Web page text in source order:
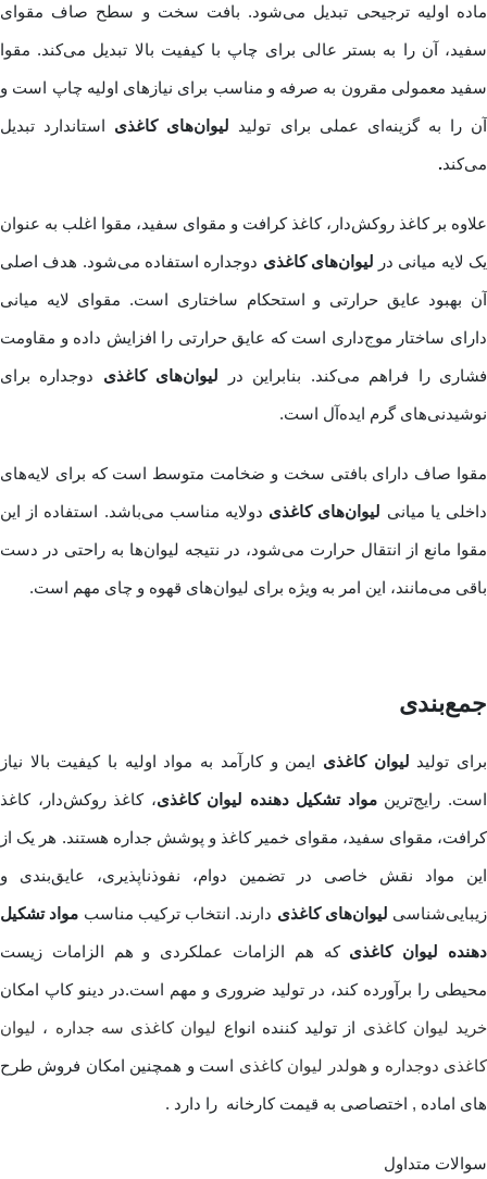
ماده اولیه ترجیحی تبدیل می‌شود. بافت سخت و سطح صاف مقوای
سفید، آن را به بستر عالی برای چاپ با کیفیت بالا تبدیل می‌کند. مقوا
سفید معمولی مقرون به صرفه و مناسب برای نیازهای اولیه چاپ است و
آن را به گزینه‌ای عملی برای تولید لیوان‌های کاغذی استاندارد تبدیل
می‌کند.
علاوه بر کاغذ روکش‌دار، کاغذ کرافت و مقوای سفید، مقوا اغلب به عنوان
یک لایه میانی در لیوان‌های کاغذی دوجداره استفاده می‌شود. هدف اصلی
آن بهبود عایق حرارتی و استحکام ساختاری است. مقوای لایه میانی
دارای ساختار موج‌داری است که عایق حرارتی را افزایش داده و مقاومت
فشاری را فراهم می‌کند. بنابراین در لیوان‌های کاغذی دوجداره برای
نوشیدنی‌های گرم ایده‌آل است.
مقوا صاف دارای بافتی سخت و ضخامت متوسط است که برای لایه‌های
داخلی یا میانی لیوان‌های کاغذی دولایه مناسب می‌باشد. استفاده از این
مقوا مانع از انتقال حرارت می‌شود، در نتیجه لیوان‌ها به راحتی در دست
باقی می‌مانند، این امر به ویژه برای لیوان‌های قهوه و چای مهم است.
جمع‌بندی
برای تولید لیوان کاغذی ایمن و کارآمد به مواد اولیه با کیفیت بالا نیاز
است. رایج‌ترینمواد تشکیل دهنده لیوان کاغذی، کاغذ روکش‌دار، کاغذ
کرافت، مقوای سفید، مقوای خمیر کاغذ و پوشش جداره هستند. هر یک از
این مواد نقش خاصی در تضمین دوام، نفوذناپذیری، عایق‌بندی و
زیبایی‌شناسی لیوان‌های کاغذی دارند. انتخاب ترکیب مناسب مواد تشکیل
دهنده لیوان کاغذی که هم الزامات عملکردی و هم الزامات زیست
‌محیطی را برآورده ‌کند، در تولید ضروری و مهم است.در دینو کاپ امکان
خرید لیوان کاغذی از تولید کننده انواع لیوان کاغذی سه جداره ، لیوان
کاغذی دوجداره و هولدر لیوان کاغذی است و همچنین امکان فروش طرح
های اماده , اختصاصی به قیمت کارخانه را دارد .
سوالات متداول